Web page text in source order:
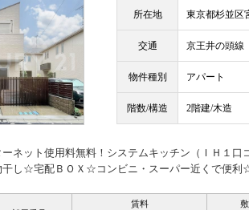
所在地 東京都杉並区
交通 京王井の頭線
物件種別 アパート
階数/構造 2階建/木造
ーネット使用料無料！システムキッチン（ＩＨ
干し☆宅配ＢＯＸ☆コンビニ・スーパー近くで便利
賃料